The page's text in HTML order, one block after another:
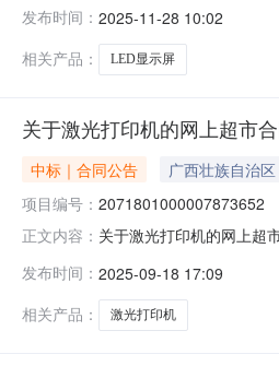
联系电话:13788368539
发布时间： 2025-11-28 10:02
相关产品：
LED显示屏
关于激光打印机的网上超市
中标｜合同公告 广西壮族自治
项目编号： 2071801000007873652
正文内容： 关于激光打印机的网上超
弟/BROTHERHL-5580D
发布时间： 2025-09-18 17:09
相关产品：
激光打印机